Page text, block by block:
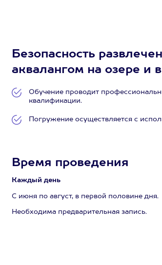
Безопасность
аквалангом на озере и
Обучение проводит
квалификации.
Погружение осуществляется с
Время проведения
Каждый день
С июня по август, в первой половине дня.
Необходима предварительная запись.